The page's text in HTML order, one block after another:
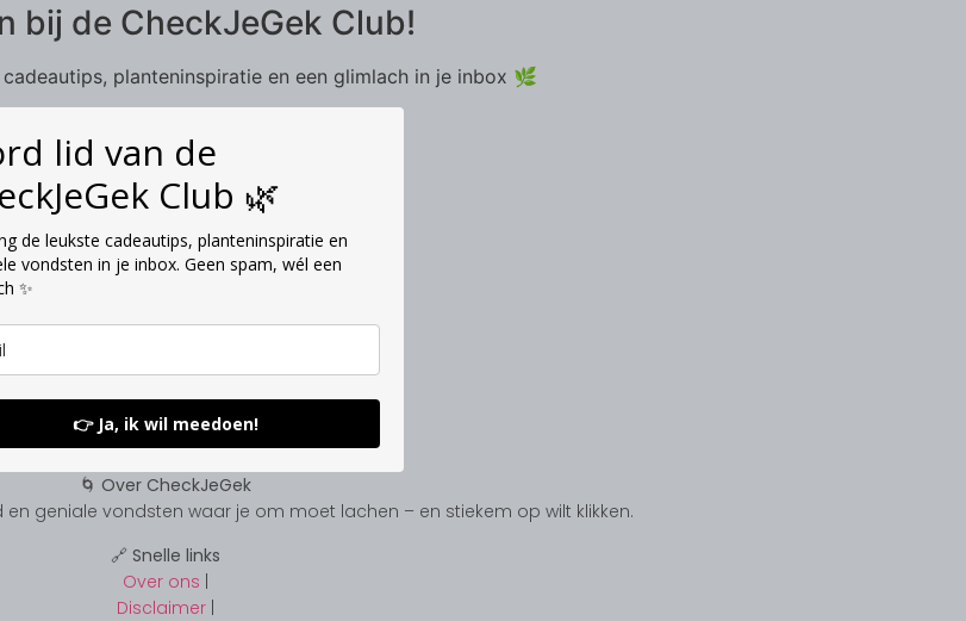
bij de CheckJeGek Club!
planteninspiratie en een glimlach in je inbox 🌿
lid van de
Club 🌿
de leukste cadeautips, planteninspiratie en
vondsten in je inbox. Geen spam, wél een
✨
👉 Ja, ik wil meedoen!
🌀 Over CheckJeGek
geniale vondsten waar je om moet lachen – en stiekem op wilt klikken.
🔗 Snelle links
Over ons |
Disclaimer |